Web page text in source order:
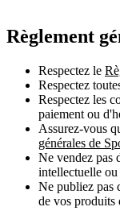
Règlement
Respectez le
Respectez
Respectez les
paiement ou
Assurez-vous
générales de
Ne vendez pas
intellectuelle
Ne publiez pas
de vos produits